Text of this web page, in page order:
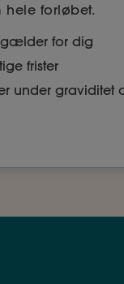
forløbet.
gælder for dig
frister
under graviditet